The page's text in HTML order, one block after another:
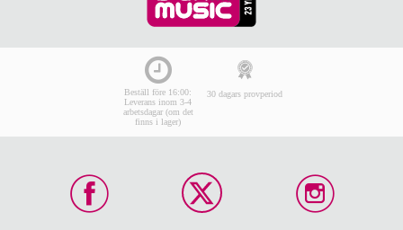
Beställ före 16:00:
Leverans inom 3-4
arbetsdagar (om det
finns i lager)
30 dagars provperiod